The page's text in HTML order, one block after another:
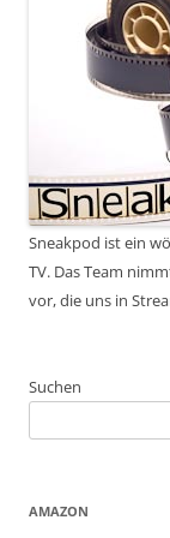
Sneakpod ist ein
TV. Das Team
vor, die uns in
Suchen
AMAZON